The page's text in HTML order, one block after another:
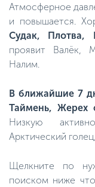
Атмосферное
и повышается.
Судак, Плотва,
проявит Валёк,
Налим.
В ближайшие 7
Таймень, Жерех
Низкую
Арктический
Щелкните по
поиском ниже